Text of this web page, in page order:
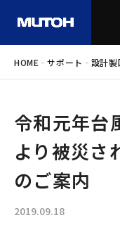
HOME -サポート - 設計製
令和元年台
より被災さ
のご案内
2019.09.18